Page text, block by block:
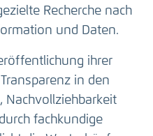
Recherche nach
und Daten.
ihrer
in den
fachkundige